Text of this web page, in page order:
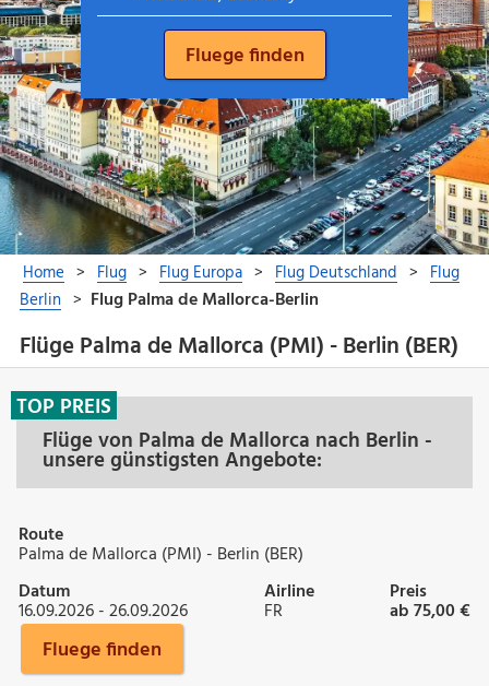
Flüge Palma de Mallorca (PMI) - Berlin (BER)
Flüge von Palma de Mallorca nach Berlin -
unsere günstigsten Angebote:
TOP PREIS
Route
Palma de Mallorca (PMI) - Berlin (BER)
Datum
16.09.2026 - 26.09.2026
Airline
FR
Preis
ab 75,00 €
Fluege finden